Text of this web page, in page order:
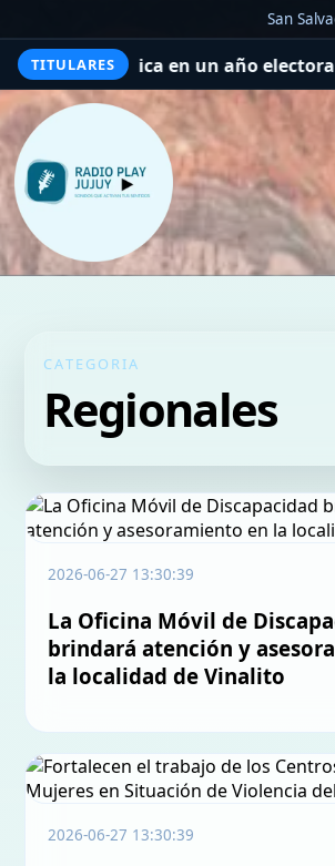
San
TITULARES
un año electoral clave ¿Pueden
CATEGORIA
Regionales
2026-06-27 13:30:39
La Oficina Móvil de
brindará atención y
la localidad de Vinalito
2026-06-27 13:30:39